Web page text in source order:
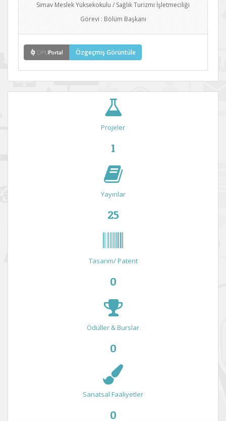
Simav Meslek Yüksekokulu / Sağlık Turizmi İşletmeciliği
Görevi : Bölüm Başkanı
Özgeçmiş Görüntüle
Projeler
1
Yayınlar
25
Tasarım/ Patent
0
Ödüller & Burslar
0
Sanatsal Faaliyetler
0